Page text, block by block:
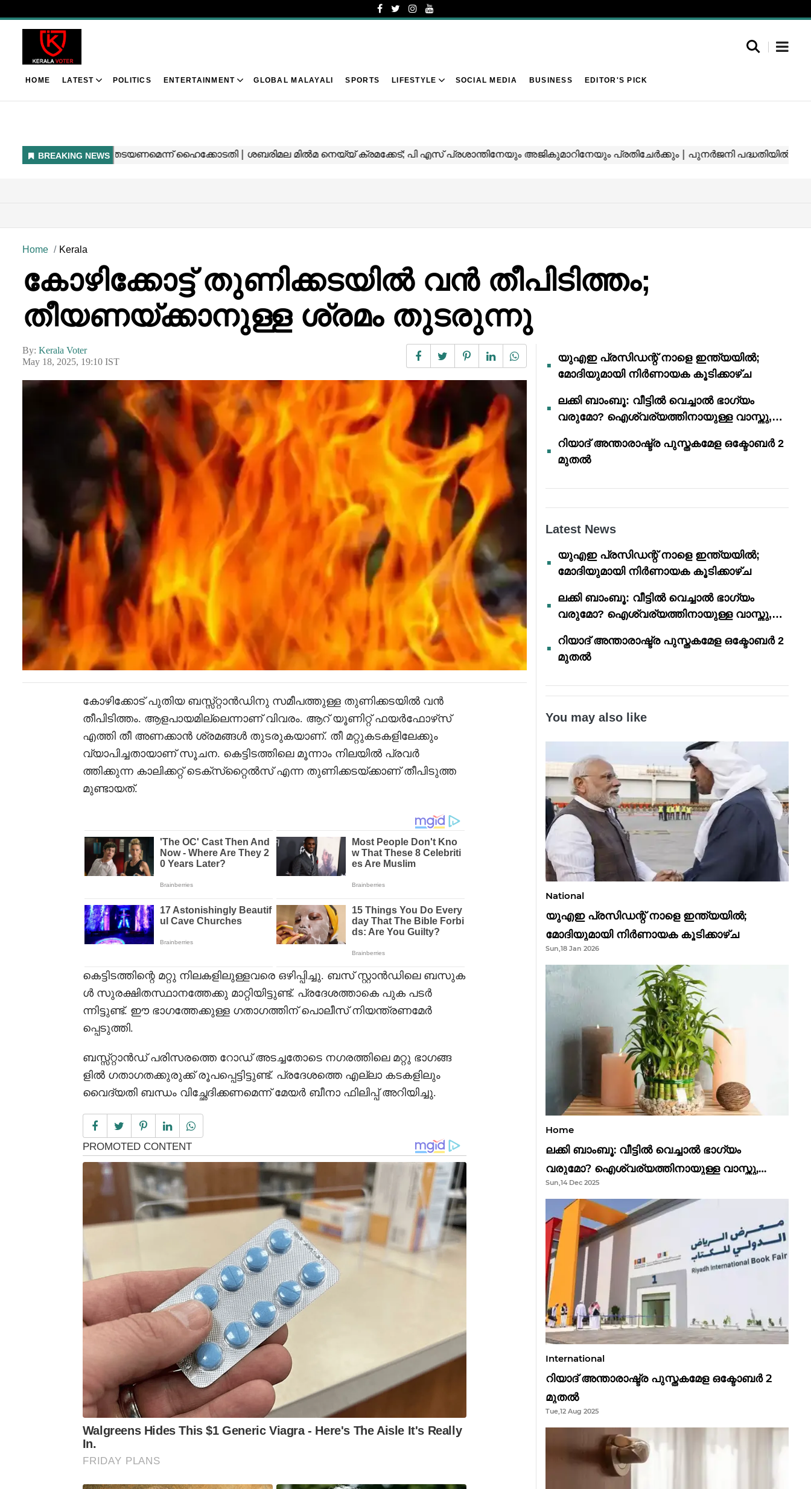
HOME LATEST POLITICS ENTERTAINMENT GLOBAL MALAYALI SPORTS LIFESTYLE SOCIAL MEDIA BUSINESS EDITOR'S PICK
Home Kerala
കോഴിക്കോട്ട് തുണിക്കടയിൽ വൻ തീപിടിത്തം;
തീയണയ്ക്കാനുള്ള ശ്രമം തുടരുന്നു
By: Kerala Voter
May 18, 2025, 19:10 IST
കോഴിക്കോട് പുതിയ ബസ്സ്റ്റാൻഡിനു സമീപത്തുള്ള തുണിക്കടയിൽ വൻ
തീപിടിത്തം. ആളപായമില്ലെന്നാണ് വിവരം. ആറ് യൂണിറ്റ് ഫയർഫോഴ്‌സ്
എത്തി തീ അണക്കാൻ ശ്രമങ്ങൾ തുടരുകയാണ്. തീ മറ്റുകടകളിലേക്കും
വ്യാപിച്ചതായാണ് സൂചന. കെട്ടിടത്തിലെ മൂന്നാം നിലയിൽ പ്രവർ
ത്തിക്കുന്ന കാലിക്കറ്റ് ടെക്‌സ്‌റ്റൈൽസ് എന്ന തുണിക്കടയ്ക്കാണ് തീപിടുത്ത
മുണ്ടായത്.
കെട്ടിടത്തിന്റെ മറ്റു നിലകളിലുള്ളവരെ ഒഴിപ്പിച്ചു. ബസ് സ്റ്റാൻഡിലെ ബസുക
ൾ സുരക്ഷിതസ്ഥാനത്തേക്കു മാറ്റിയിട്ടുണ്ട്. പ്രദേശത്താകെ പുക പടർ
ന്നിട്ടുണ്ട്. ഈ ഭാഗത്തേക്കുള്ള ഗതാഗത്തിന് പൊലീസ് നിയന്ത്രണമേർ
പ്പെടുത്തി.
ബസ്സ്റ്റാൻഡ് പരിസരത്തെ റോഡ് അടച്ചതോടെ നഗരത്തിലെ മറ്റു ഭാഗങ്ങ
ളിൽ ഗതാഗതക്കുരുക്ക് രൂപപ്പെട്ടിട്ടുണ്ട്. പ്രദേശത്തെ എല്ലാ കടകളിലും
വൈദ്യതി ബന്ധം വിച്ഛേദിക്കണമെന്ന് മേയർ ബീനാ ഫിലിപ്പ് അറിയിച്ചു.
യുഎഇ പ്രസിഡന്റ് നാളെ ഇന്ത്യയിൽ;
മോദിയുമായി നിർണായക കൂടിക്കാഴ്ച
ലക്കി ബാംബൂ: വീട്ടിൽ വെച്ചാൽ ഭാഗ്യം
വരുമോ? ഐശ്വര്യത്തിനായുള്ള വാസ്തു,
റിയാദ് അന്താരാഷ്ട്ര പുസ്തകമേള ഒക്ടോബർ 2
മുതൽ
Latest News
യുഎഇ പ്രസിഡന്റ് നാളെ ഇന്ത്യയിൽ;
മോദിയുമായി നിർണായക കൂടിക്കാഴ്ച
ലക്കി ബാംബൂ: വീട്ടിൽ വെച്ചാൽ ഭാഗ്യം
വരുമോ? ഐശ്വര്യത്തിനായുള്ള വാസ്തു,
റിയാദ് അന്താരാഷ്ട്ര പുസ്തകമേള ഒക്ടോബർ 2
മുതൽ
You may also like
National
യുഎഇ പ്രസിഡന്റ് നാളെ ഇന്ത്യയിൽ;
മോദിയുമായി നിർണായക കൂടിക്കാഴ്ച
Sun,18 Jan 2026
Home
ലക്കി ബാംബൂ: വീട്ടിൽ വെച്ചാൽ ഭാഗ്യം
വരുമോ? ഐശ്വര്യത്തിനായുള്ള വാസ്തു,
ഫെങ് ഷൂയി വിശ്വാസങ്ങൾ
Sun,14 Dec 2025
International
റിയാദ് അന്താരാഷ്ട്ര പുസ്തകമേള ഒക്ടോബർ 2
മുതൽ
Tue,12 Aug 2025